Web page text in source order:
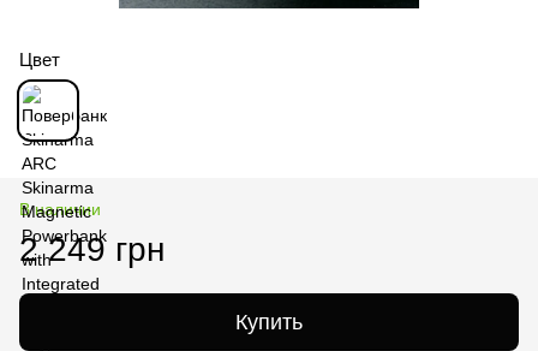
Цвет
В наличии
2 249 грн
Купить